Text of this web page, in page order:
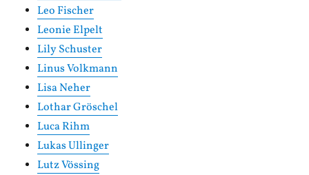
Leo Fischer
Leonie Elpelt
Lily Schuster
Linus Volkmann
Lisa Neher
Lothar Gröschel
Luca Rihm
Lukas Ullinger
Lutz Vössing